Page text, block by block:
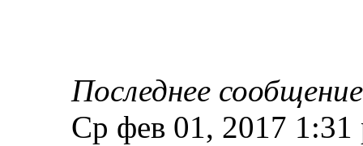
Последнее
Ср фев 01, 2017 1:31